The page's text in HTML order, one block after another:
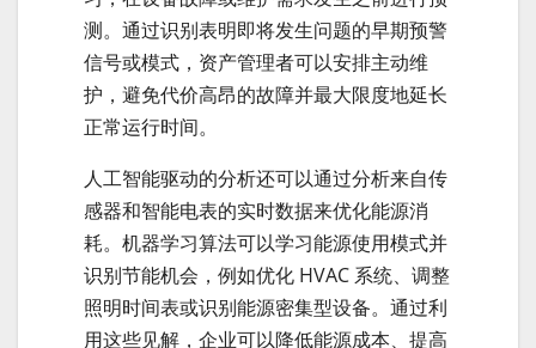
测。通过识别表明即将发生问题的早期预警
信号或模式，资产管理者可以安排主动维
护，避免代价高昂的故障并最大限度地延长
正常运行时间。
人工智能驱动的分析还可以通过分析来自传
感器和智能电表的实时数据来优化能源消
耗。机器学习算法可以学习能源使用模式并
识别节能机会，例如优化 HVAC 系统、调整
照明时间表或识别能源密集型设备。通过利
用这些见解，企业可以降低能源成本、提高